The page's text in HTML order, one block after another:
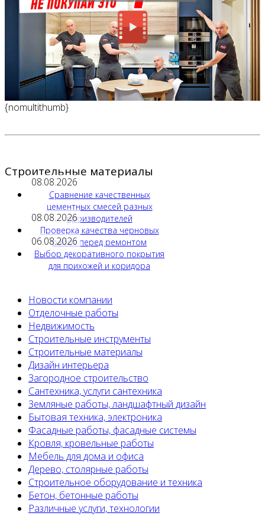
{nomultithumb}
Строительные материалы
08.08.2026
Сравнение качественных
цементных смесей разных
производителей
08.08.2026
Проверка качества черновых
работ перед ремонтом
06.08.2026
Выбор декоративного покрытия
для прихожей и коридора
Новости компании
Отделочные работы
Недвижимость
Строительные инструменты
Строительные материалы
Дизайн интерьера
Загородное строительство
Сантехника, услуги сантехника
Земляные работы, ландшафтный дизайн
Бытовая техника, электроника
Фасадные работы, фасадные системы
Кровля, кровельные работы
Мебель для дома и офиса
Дерево, столярные работы
Строительное оборудование и техника
Бетон, бетонные работы
Различные услуги, технологии